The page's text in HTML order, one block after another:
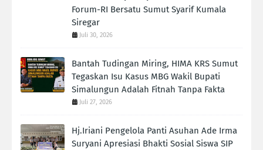
Forum-RI Bersatu Sumut Syarif Kumala
Siregar
Juli 30, 2026
Bantah Tudingan Miring, HIMA KRS Sumut
Tegaskan Isu Kasus MBG Wakil Bupati
Simalungun Adalah Fitnah Tanpa Fakta
Juli 27, 2026
Hj.Iriani Pengelola Panti Asuhan Ade Irma
Suryani Apresiasi Bhakti Sosial Siswa SIP